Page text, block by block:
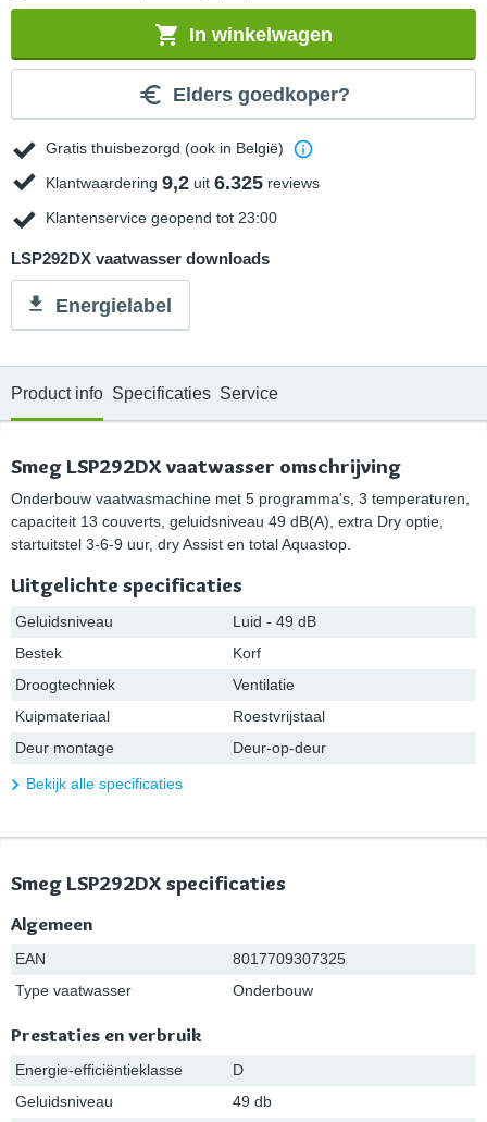
In winkelwagen
Elders goedkoper?
Gratis thuisbezorgd (ook in België)
Klantwaardering 9,2 uit 6.325 reviews
Klantenservice geopend tot 23:00
LSP292DX vaatwasser downloads
Energielabel
Product info Specificaties Service
Smeg LSP292DX vaatwasser omschrijving
Onderbouw vaatwasmachine met 5 programma's, 3 temperaturen,
capaciteit 13 couverts, geluidsniveau 49 dB(A), extra Dry optie,
startuitstel 3-6-9 uur, dry Assist en total Aquastop.
Uitgelichte specificaties
Geluidsniveau
Luid - 49 dB
Bestek
Korf
Droogtechniek
Ventilatie
Kuipmateriaal
Roestvrijstaal
Deur montage
Deur-op-deur
Bekijk alle specificaties
Smeg LSP292DX specificaties
Algemeen
EAN
8017709307325
Type vaatwasser
Onderbouw
Prestaties en verbruik
Energie-efficiëntieklasse
D
Geluidsniveau
49 db